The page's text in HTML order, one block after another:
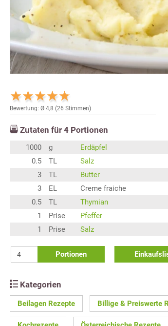
Bewertung: Ø 4,8 (26 Stimmen)
Zutaten für 4 Portionen
1000 g
Erdäpfel
0.5
TL
Salz
3
TL
Butter
3
EL
Creme fraiche
0.5
TL
Thymian
1
Prise
Pfeffer
1
Prise Salz
Portionen
Kategorien
Beilagen Rezepte Billige & Preiswerte